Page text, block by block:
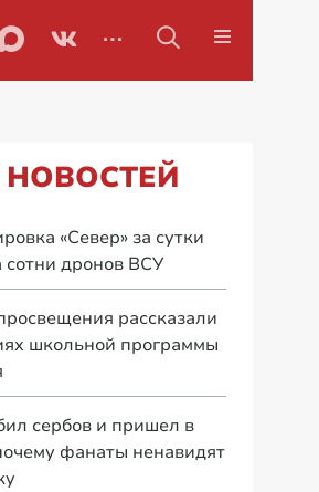
Проблемы с бензином в
НОВОСТЕЙ
«Север» за сутки
дронов ВСУ
рассказали
школьной программы
сербов и пришел в
фанаты ненавидят